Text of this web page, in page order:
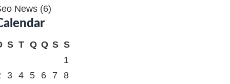
News (6)
S T Q Q S S
1
3 4 5 6 7
8